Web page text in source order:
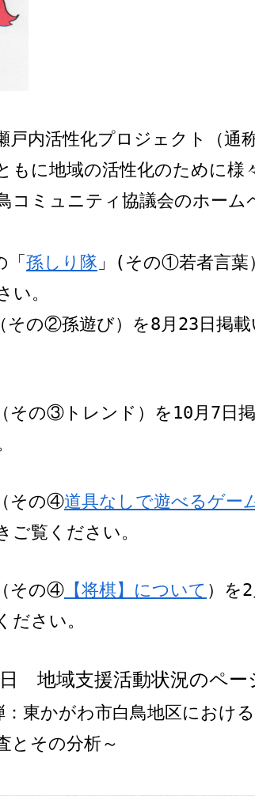
戸内活性化プロジェクト（通
もに地域の活性化のために様
コミュニティ協議会のホー
孫しり隊 」(その①若者言葉
い。
その②孫遊び）を8月23日掲
その③トレンド）を10月7日
その④道具なしで遊べるゲー
ご覧ください。
その④ 【将棋】について ）を
ださい。
　地域支援活動状況のペ
：東かがわ市白鳥地区におけ
とその分析～